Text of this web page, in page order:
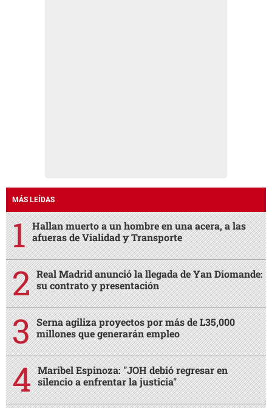
MÁS LEÍDAS
Hallan muerto a un hombre en una acera, a las
afueras de Vialidad y Transporte
Real Madrid anunció la llegada de Yan Diomande:
su contrato y presentación
Serna agiliza proyectos por más de L35,000
millones que generarán empleo
Maribel Espinoza: "JOH debió regresar en
silencio a enfrentar la justicia"